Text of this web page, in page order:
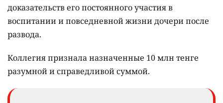
доказательств его постоянного участия в
воспитании и повседневной жизни дочери после
развода.
Коллегия признала назначенные 10 млн тенге
разумной и справедливой суммой.